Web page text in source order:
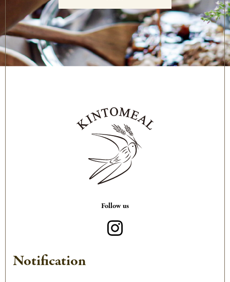
Follow us
Notification